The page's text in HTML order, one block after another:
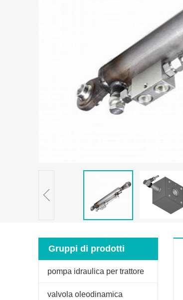
Gruppi di prodotti
pompa idraulica per trattore
valvola oleodinamica